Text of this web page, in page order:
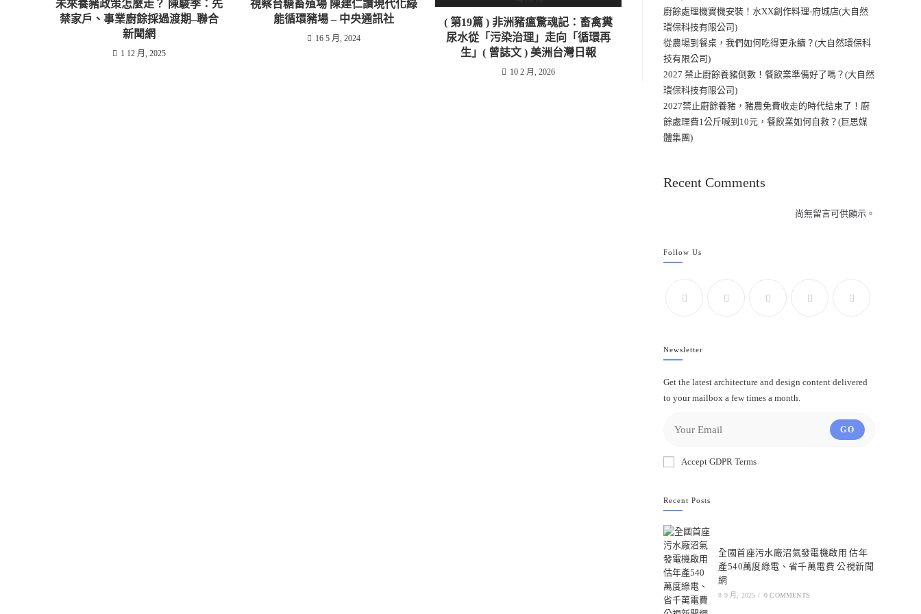
未來養豬政策怎麼走？ 陳駿季：先
禁家戶、事業廚餘採過渡期–聯合
新聞網
1 12 月, 2025
視察台糖畜殖場 陳建仁讚現代化綠
能循環豬場 – 中央通訊社
16 5 月, 2024
( 第19篇 ) 非洲豬瘟驚魂記：畜禽糞
尿水從「污染治理」走向「循環再
生」( 曾誌文 ) 美洲台灣日報
10 2 月, 2026
廚餘處理機實機安裝！水XX創作料理-府城店(大自然
環保科技有限公司)
從農場到餐桌，我們如何吃得更永續？(大自然環保科
技有限公司)
2027 禁止廚餘養豬倒數！餐飲業準備好了嗎？(大自然
環保科技有限公司)
2027禁止廚餘養豬，豬農免費收走的時代結束了！廚
餘處理費1公斤喊到10元，餐飲業如何自救？(巨思媒
體集團)
Recent Comments
尚無留言可供顯示。
Follow Us
Newsletter
Get the latest architecture and design content delivered
to your mailbox a few times a month.
GO
Accept GDPR Terms
Recent Posts
全國首座污水廠沼氣發電機啟用 估年
產540萬度綠電、省千萬電費 公視新聞
網
8 9 月, 2025 / 0 COMMENTS